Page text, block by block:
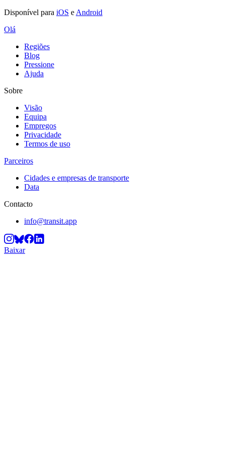
Disponível para iOS e Android
Olá
Regiões
Blog
Pressione
Ajuda
Sobre
Visão
Equipa
Empregos
Privacidade
Termos de uso
Parceiros
Cidades e empresas de transporte
Data
Contacto
info@transit.app
Baixar